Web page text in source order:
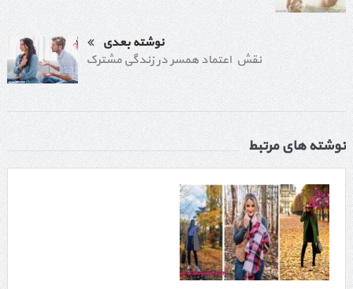
نوشته بعدی
نقش اعتماد همسر در زندگی مشترک
نوشته های مرتبط